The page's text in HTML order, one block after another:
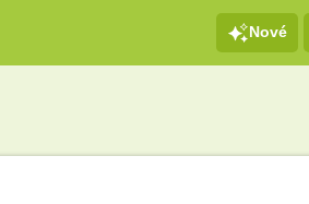
Nové